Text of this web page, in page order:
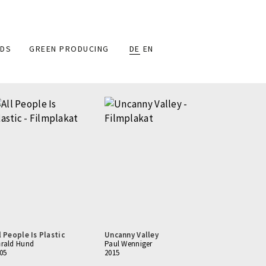
GREEN PRODUCING DE EN
People Is Plastic
Hund
Uncanny Valley
Paul Wenniger
2015